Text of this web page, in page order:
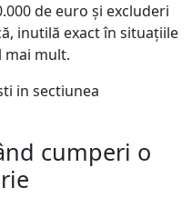
de euro și excluderi
inutilă exact în situațiile
mai mult.
in sectiunea
cumperi o